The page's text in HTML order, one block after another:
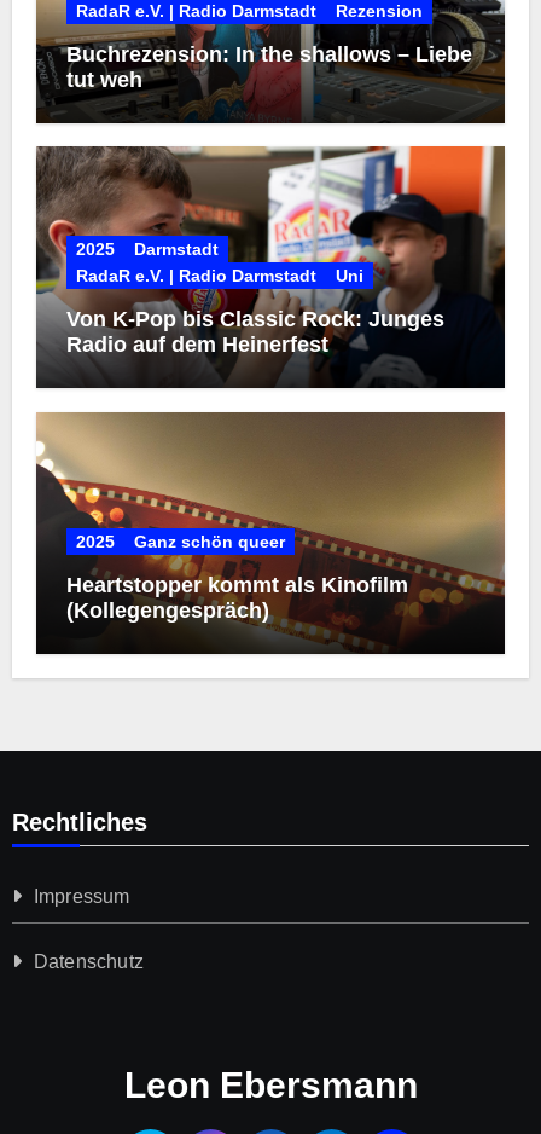
RadaR e.V. | Radio Darmstadt
Rezension
Buchrezension: In the shallows – Liebe
tut weh
2025
Darmstadt
RadaR e.V. | Radio Darmstadt
Uni
Von K-Pop bis Classic Rock: Junges
Radio auf dem Heinerfest
2025 Ganz schön queer
Heartstopper kommt als Kinofilm
(Kollegengespräch)
Rechtliches
Impressum
Datenschutz­
Leon Ebersmann